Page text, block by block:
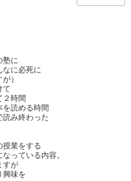
塾に
なに必死に
）
て
２時間
を読める時間
み終わった
業をする
っている内容。
すが
興味を